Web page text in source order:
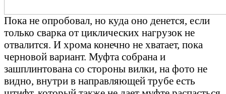
Пока не опробовал, но куда оно денется, если
только сварка от циклических нагрузок не
отвалится. И хрома конечно не хватает, пока
черновой вариант. Муфта собрана и
зашплинтована со стороны вилки, на фото не
видно, внутри в направляющей трубе есть